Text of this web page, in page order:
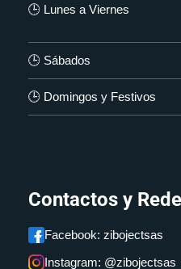
🕒 Lunes a Viernes
🕒 Sábados
🕒 Domingos y Festivos
Contactos y
Facebook: zibojectsas
Instagram: @zibojectsas